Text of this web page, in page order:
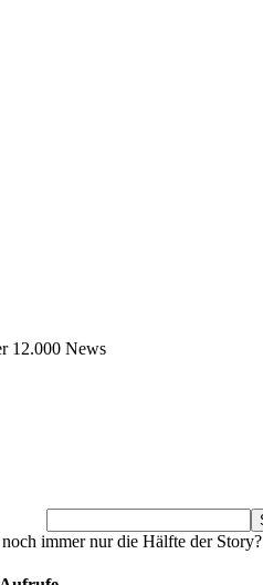
12.000 News
immer nur die Hälfte der Story?